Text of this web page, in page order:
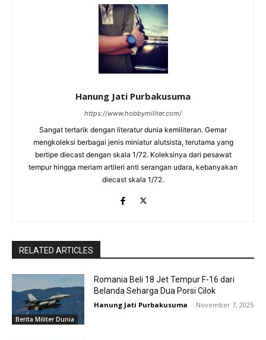
Hanung Jati Purbakusuma
https://www.hobbymiliter.com/
Sangat tertarik dengan literatur dunia kemiliteran. Gemar
mengkoleksi berbagai jenis miniatur alutsista, terutama yang
bertipe diecast dengan skala 1/72. Koleksinya dari pesawat
tempur hingga meriam artileri anti serangan udara, kebanyakan
diecast skala 1/72.
RELATED ARTICLES
Berita Militer Dunia
Romania Beli 18 Jet Tempur F-16 dari
Belanda Seharga Dua Porsi Cilok
Hanung Jati Purbakusuma - November 7, 2025